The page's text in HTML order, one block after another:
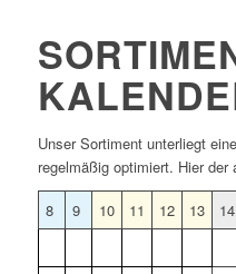
Unser Sortiment unterliegt
regelmäßig optimiert. Hier
8 9 10 11 12 13 14